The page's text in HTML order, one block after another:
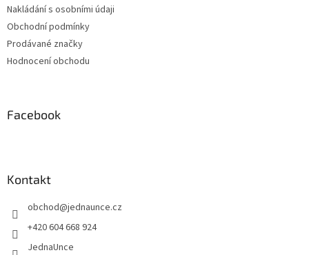
Nakládání s osobními údaji
Obchodní podmínky
Prodávané značky
Hodnocení obchodu
Facebook
Kontakt
obchod@jednaunce.cz
+420 604 668 924
JednaUnce